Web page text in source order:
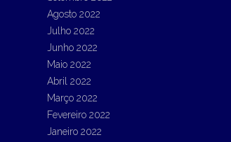
Agosto 2022
Julho 2022
Junho 2022
Maio 2022
Abril 2022
Março 2022
Fevereiro 2022
Janeiro 2022